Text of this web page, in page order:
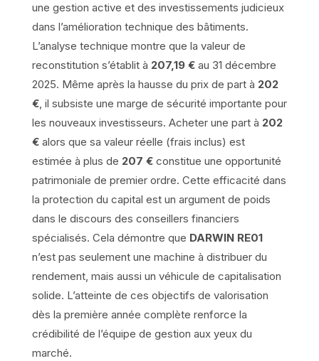
une gestion active et des investissements judicieux
dans l’amélioration technique des bâtiments.
L’analyse technique montre que la valeur de
reconstitution s’établit à 207,19 €au 31 décembre
2025. Même après la hausse du prix de part à 202
€, il subsiste une marge de sécurité importante pour
les nouveaux investisseurs. Acheter une part à 202
€alors que sa valeur réelle (frais inclus) est
estimée à plus de 207 €constitue une opportunité
patrimoniale de premier ordre. Cette efficacité dans
la protection du capital est un argument de poids
dans le discours des conseillers financiers
spécialisés. Cela démontre que DARWIN RE01
n’est pas seulement une machine à distribuer du
rendement, mais aussi un véhicule de capitalisation
solide. L’atteinte de ces objectifs de valorisation
dès la première année complète renforce la
crédibilité de l’équipe de gestion aux yeux du
marché.